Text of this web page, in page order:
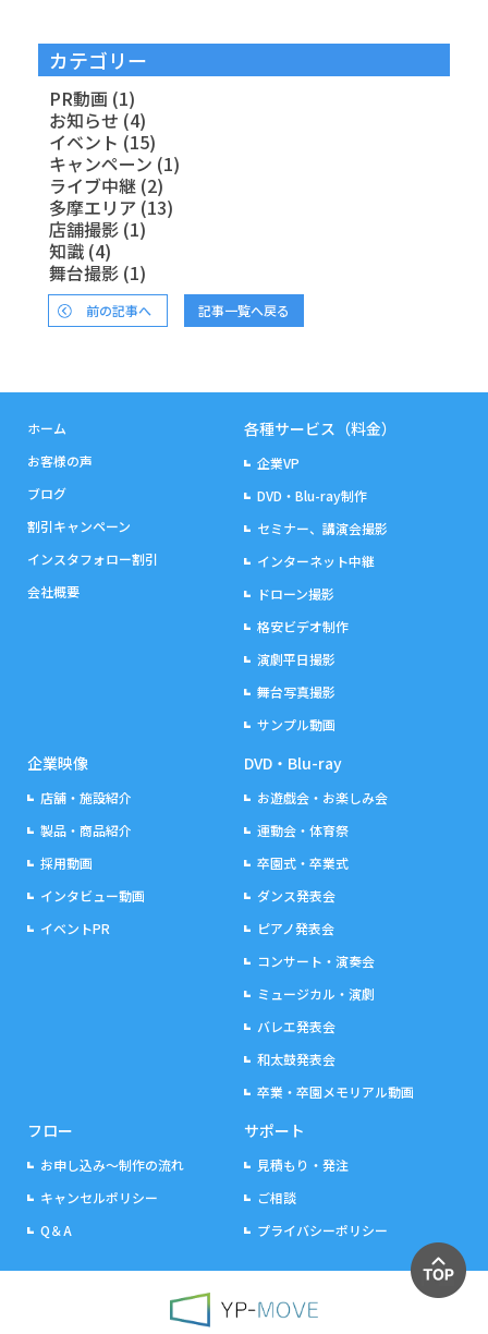
カテゴリー
PR動画 (1)
お知らせ (4)
イベント (15)
キャンペーン (1)
ライブ中継 (2)
多摩エリア (13)
店舗撮影 (1)
知識 (4)
舞台撮影 (1)
前の記事へ 記事一覧へ戻る
ホーム
お客様の声
ブログ
割引キャンペーン
インスタフォロー割引
会社概要
各種サービス（料金）
企業VP
DVD・Blu-ray制作
セミナー、講演会撮影
インターネット中継
ドローン撮影
格安ビデオ制作
演劇平日撮影
舞台写真撮影
サンプル動画
企業映像
店舗・施設紹介
製品・商品紹介
採用動画
インタビュー動画
イベントPR
DVD・Blu-ray
お遊戯会・お楽しみ会
運動会・体育祭
卒園式・卒業式
ダンス発表会
ピアノ発表会
コンサート・演奏会
ミュージカル・演劇
バレエ発表会
和太鼓発表会
卒業・卒園メモリアル動画
フロー
お申し込み～制作の流れ
キャンセルポリシー
Q＆A
サポート
見積もり・発注
ご相談
プライバシーポリシー